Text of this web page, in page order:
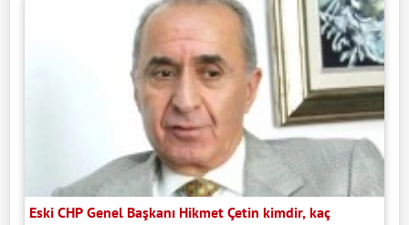
Eski CHP Genel Başkanı Hikmet Çetin kimdir, kaç